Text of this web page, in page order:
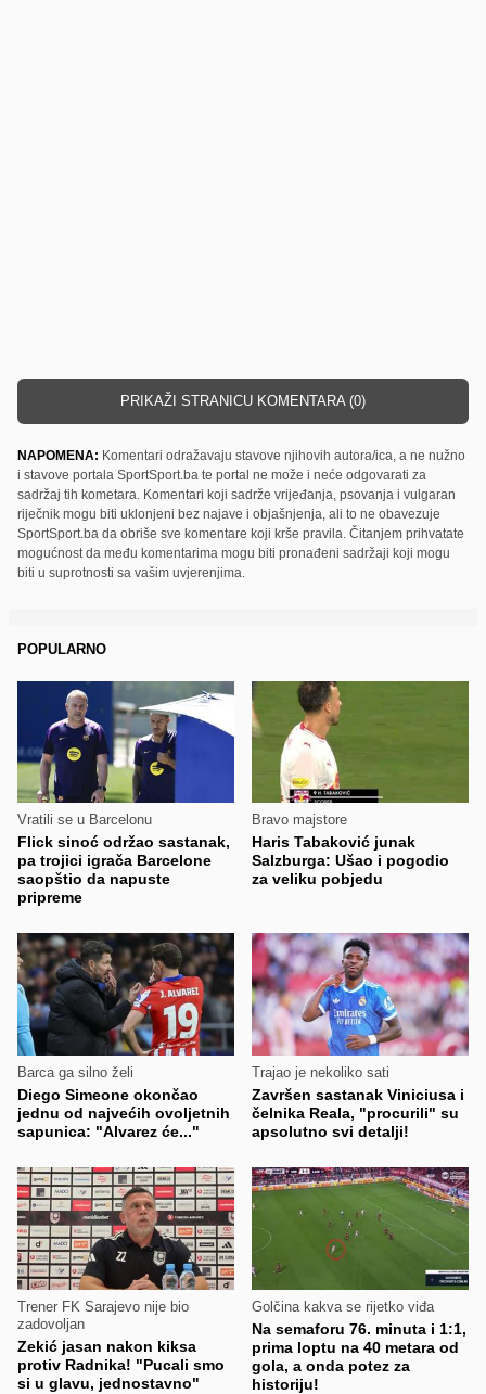
PRIKAŽI STRANICU KOMENTARA (0)
NAPOMENA: Komentari odražavaju stavove njihovih autora/ica, a ne nužno
i stavove portala SportSport.ba te portal ne može i neće odgovarati za
sadržaj tih kometara. Komentari koji sadrže vrijeđanja, psovanja i vulgaran
riječnik mogu biti uklonjeni bez najave i objašnjenja, ali to ne obavezuje
SportSport.ba da obriše sve komentare koji krše pravila. Čitanjem prihvatate
mogućnost da među komentarima mogu biti pronađeni sadržaji koji mogu
biti u suprotnosti sa vašim uvjerenjima.
POPULARNO
Vratili se u Barcelonu
Flick sinoć održao sastanak,
pa trojici igrača Barcelone
saopštio da napuste
pripreme
Bravo majstore
Haris Tabaković junak
Salzburga: Ušao i pogodio
za veliku pobjedu
Barca ga silno želi
Diego Simeone okončao
jednu od najvećih ovoljetnih
sapunica: "Alvarez će..."
Trajao je nekoliko sati
Završen sastanak Viniciusa i
čelnika Reala, "procurili" su
apsolutno svi detalji!
Trener FK Sarajevo nije bio
zadovoljan
Zekić jasan nakon kiksa
protiv Radnika! "Pucali smo
si u glavu, jednostavno"
Golčina kakva se rijetko viđa
Na semaforu 76. minuta i 1:1,
prima loptu na 40 metara od
gola, a onda potez za
historiju!